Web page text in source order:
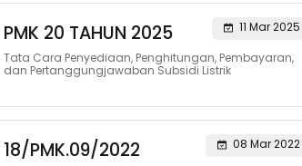
PMK 20 TAHUN 2025
11 Mar 2025
Tata Cara Penyediaan, Penghitungan, Pembayaran,
dan Pertanggungjawaban Subsidi Listrik
18/PMK.09/2022
08 Mar 2022